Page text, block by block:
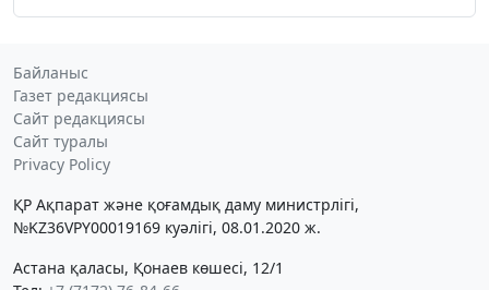
Байланыс
Газет редакциясы
Сайт редакциясы
Сайт туралы
Privacy Policy
ҚР Ақпарат және қоғамдық даму министрлігі,
№KZ36VPY00019169 куәлігі, 08.01.2020 ж.
Астана қаласы, Қонаев көшесі, 12/1